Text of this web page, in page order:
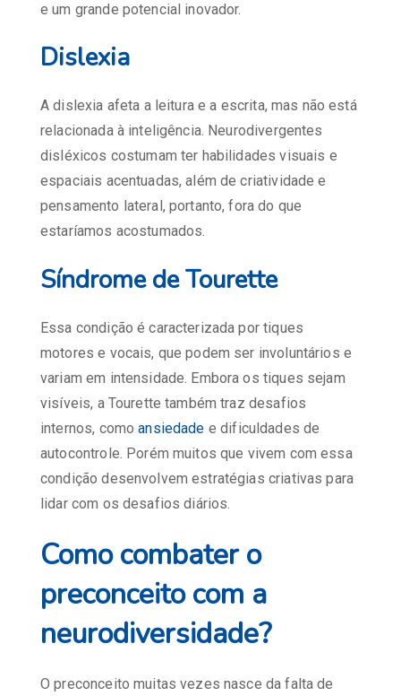
e um grande potencial inovador.
Dislexia
A dislexia afeta a leitura e a escrita, mas não está
relacionada à inteligência. Neurodivergentes
disléxicos costumam ter habilidades visuais e
espaciais acentuadas, além de criatividade e
pensamento lateral, portanto, fora do que
estaríamos acostumados.
Síndrome de Tourette
Essa condição é caracterizada por tiques
motores e vocais, que podem ser involuntários e
variam em intensidade. Embora os tiques sejam
visíveis, a Tourette também traz desafios
internos, comoansiedade e dificuldades de
autocontrole. Porém muitos que vivem com essa
condição desenvolvem estratégias criativas para
lidar com os desafios diários.
Como combater o
preconceito com a
neurodiversidade?
O preconceito muitas vezes nasce da falta de